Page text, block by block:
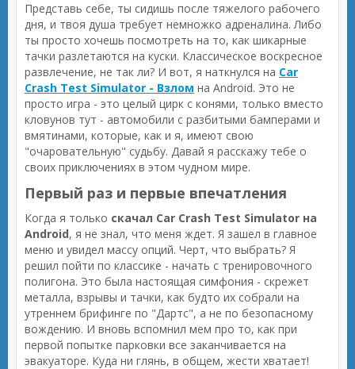
Представь себе, ты сидишь после тяжелого рабочего
дня, и твоя душа требует немножко адреналина. Либо
ты просто хочешь посмотреть на то, как шикарные
тачки разлетаются на куски. Классическое воскресное
развлечение, не так ли? И вот, я наткнулся на Car
Crash Test Simulator - Взлом на Android. Это не
просто игра - это целый цирк с конями, только вместо
кловунов тут - автомобили с разбитыми бамперами и
вмятинами, которые, как и я, имеют свою
"очаровательную" судьбу. Давай я расскажу тебе о
своих приключениях в этом чудном мире.
Первый раз и первые впечатления
Когда я только скачал Car Crash Test Simulator на
Android, я не знал, что меня ждет. Я зашел в главное
меню и увидел массу опций. Черт, что выбрать? Я
решил пойти по классике - начать с тренировочного
полигона. Это была настоящая симфония - скрежет
металла, взрывы и тачки, как будто их собрали на
утреннем брифинге по "Дартс", а не по безопасному
вождению. И вновь вспомнил мем про то, как при
первой попытке парковки все заканчивается на
эвакуаторе. Куда ни глянь, в общем, жести хватает!